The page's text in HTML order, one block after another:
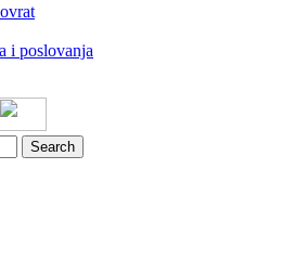
i poslovanja
Search